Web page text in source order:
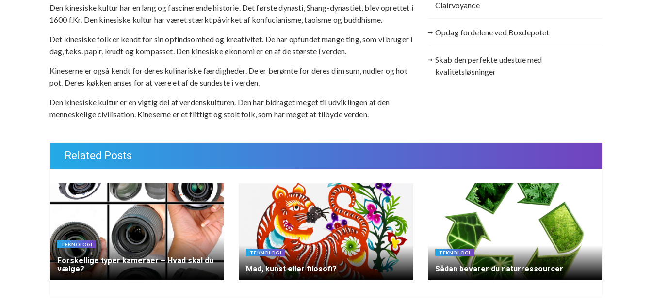
Den kinesiske kultur har en lang og fascinerende historie. Det første dynasti, Shang-dynastiet, blev oprettet i
1600 f.Kr. Den kinesiske kultur har været stærkt påvirket af konfucianisme, taoisme og buddhisme.
Det kinesiske folk er kendt for sin opfindsomhed og kreativitet. De har opfundet mange ting, som vi bruger i
dag, f.eks. papir, krudt og kompasset. Den kinesiske økonomi er en af de største i verden.
Kineserne er også kendt for deres kulinariske færdigheder. De er berømte for deres dim sum, nudler og hot
pot. Deres køkken anses for at være et af de sundeste i verden.
Den kinesiske kultur er en vigtig del af verdenskulturen. Den har bidraget meget til udviklingen af den
menneskelige civilisation. Kineserne er et flittigt og stolt folk, som har meget at tilbyde verden.
Clairvoyance
Opdag fordelene ved Boxdepotet
Skab den perfekte udestue med
kvalitetsløsninger
Related Posts
TEKNOLOGI
Forskellige typer kameraer – Hvad skal du
vælge?
TEKNOLOGI
Mad, kunst eller filosofi?
TEKNOLOGI
Sådan bevarer du naturressourcer